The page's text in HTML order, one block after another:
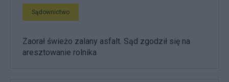
Sądownictwo
Zaorał świeżo zalany asfalt. Sąd zgodził się na
aresztowanie rolnika